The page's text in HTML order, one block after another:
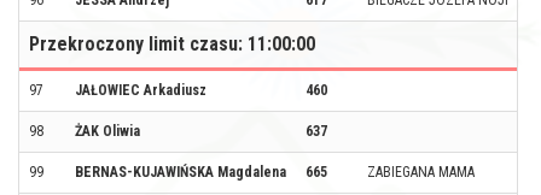
Przekroczony limit czasu: 11:00:00
97 JAŁOWIEC Arkadiusz 460
98 ŻAK Oliwia 637
99 BERNAS-KUJAWIŃSKA Magdalena 665 ZABIEGANA MAMA